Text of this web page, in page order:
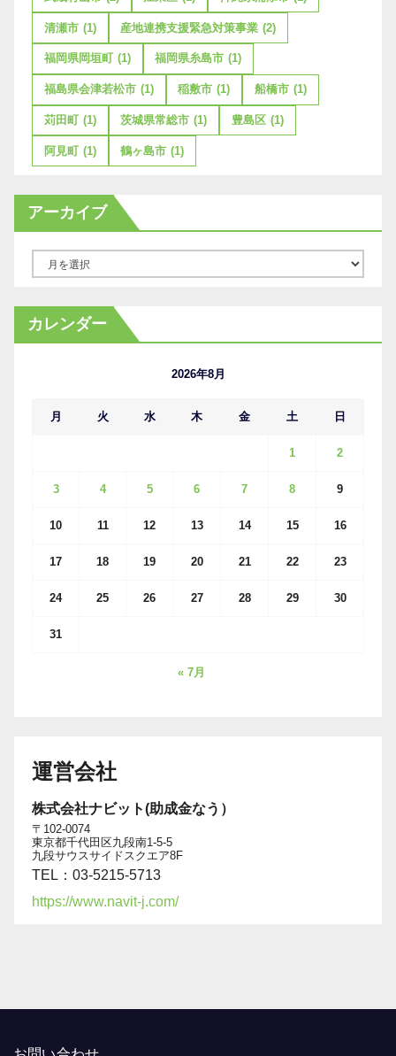
清瀬市 (1) 産地連携支援緊急対策事業 (2)
福岡県岡垣町 (1) 福岡県糸島市 (1)
福島県会津若松市 (1) 稲敷市 (1) 船橋市 (1)
苅田町 (1) 茨城県常総市 (1) 豊島区 (1)
阿見町 (1) 鶴ヶ島市 (1)
アーカイブ
カ
イ
カレンダー
2026年8月
月 火 水 木 金 土 日
1 2
3 4 5 6 7 8 9
10 11 12 13 14 15 16
17 18 19 20 21 22 23
24 25 26 27 28 29 30
31
« 7月
運営会社
株式会社ナビット(助成金なう）
〒102-0074
東京都千代田区九段南1-5-5
九段サウスサイドスクエア8F
TEL：03-5215-5713
https://www.navit-j.com/